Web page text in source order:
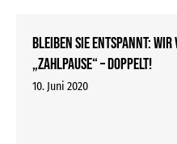
Bleiben Sie entspannt:
„Zahlpause“ – doppelt!
10. Juni 2020